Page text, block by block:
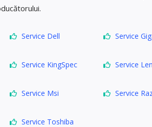
Service Dell Service
Service KingSpec Service
Service Msi Service
Service Toshiba